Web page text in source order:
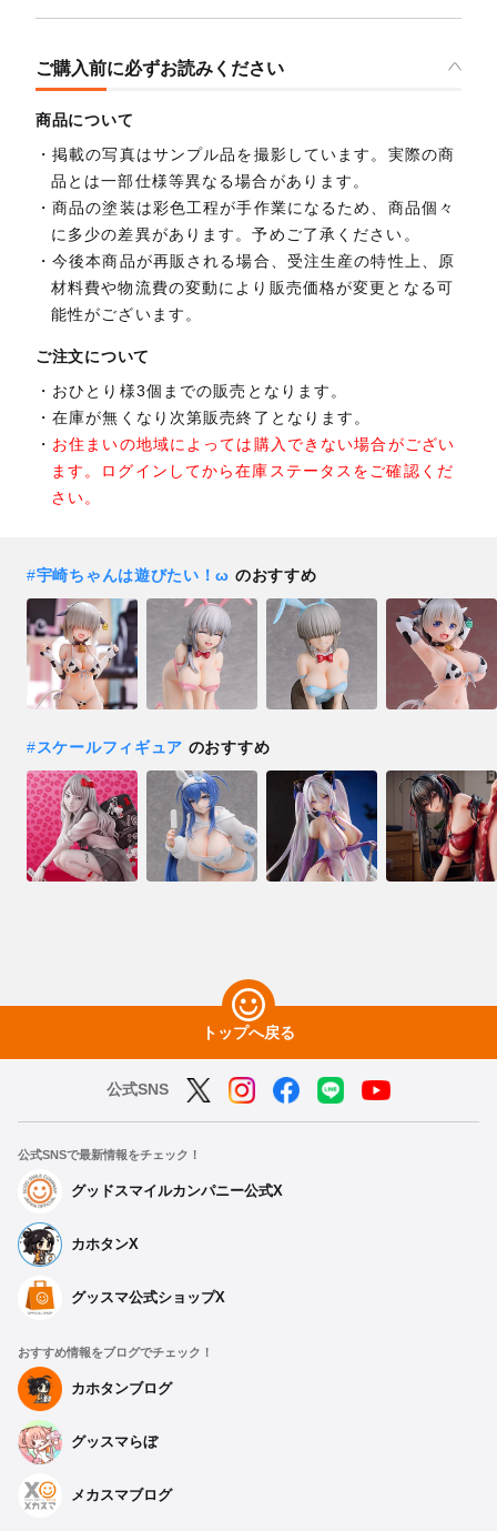
ご購入前に必ずお読みください
商品について
掲載の写真はサンプル品を撮影しています。実際の商
品とは一部仕様等異なる場合があります。
商品の塗装は彩色工程が手作業になるため、商品個々
に多少の差異があります。予めご了承ください。
今後本商品が再販される場合、受注生産の特性上、原
材料費や物流費の変動により販売価格が変更となる可
能性がございます。
ご注文について
おひとり様3個までの販売となります。
在庫が無くなり次第販売終了となります。
お住まいの地域によっては購入できない場合がござい
ます。ログインしてから在庫ステータスをご確認くだ
さい。
#宇崎ちゃんは遊びたい！ω のおすすめ
#スケールフィギュア のおすすめ
トップへ戻る
公式SNS
公式SNSで最新情報をチェック！
グッドスマイルカンパニー公式X
カホタンX
グッスマ公式ショップX
おすすめ情報をブログでチェック！
カホタンブログ
グッスマらぼ
メカスマブログ